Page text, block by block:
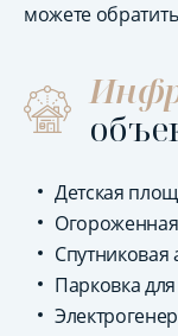
можете
Детская
Спутниковая
Парковка